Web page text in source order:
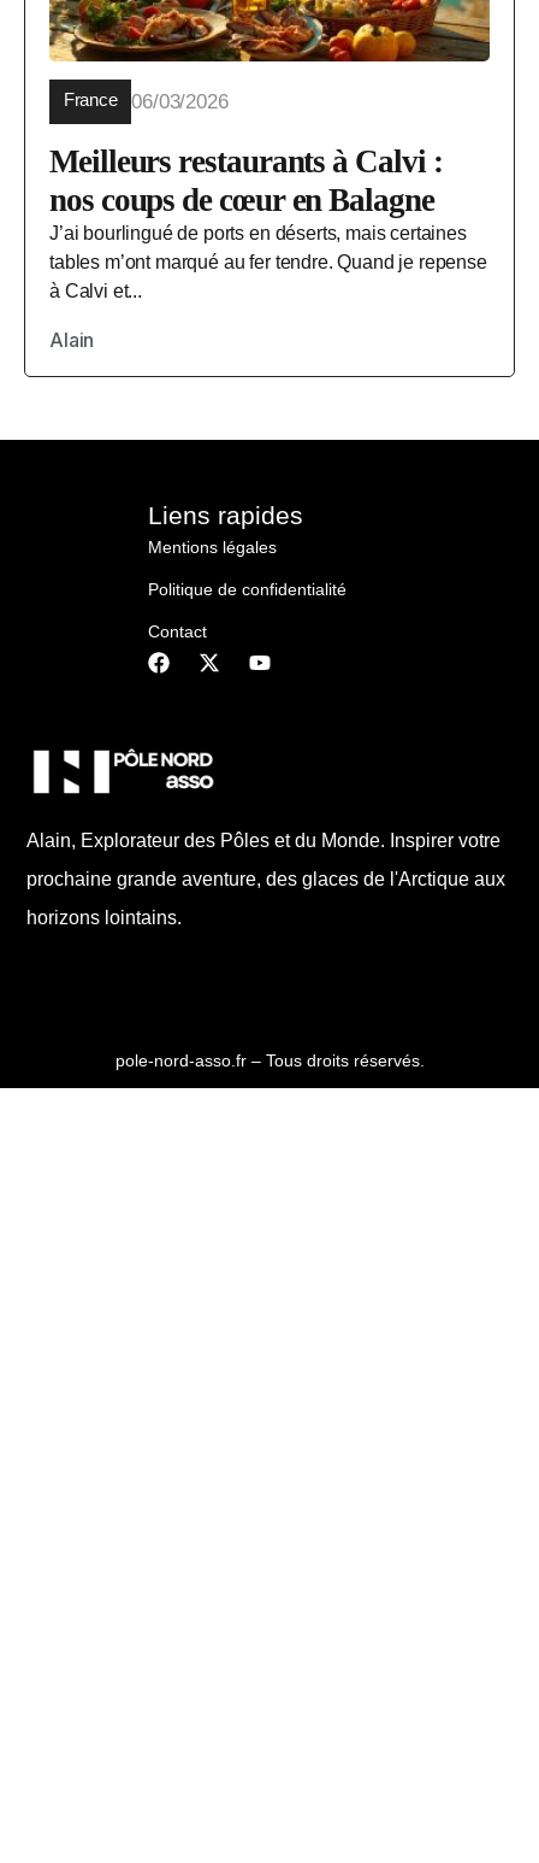
France 06/03/2026
Meilleurs restaurants à Calvi :
nos coups de cœur en Balagne
J’ai bourlingué de ports en déserts, mais certaines
tables m’ont marqué au fer tendre. Quand je repense
à Calvi et...
Alain
Alain, Explorateur des Pôles et du Monde. Inspirer votre
prochaine grande aventure, des glaces de l'Arctique aux
horizons lointains.
Liens rapides
Mentions légales
Politique de confidentialité
Contact
pole-nord-asso.fr – Tous droits réservés.